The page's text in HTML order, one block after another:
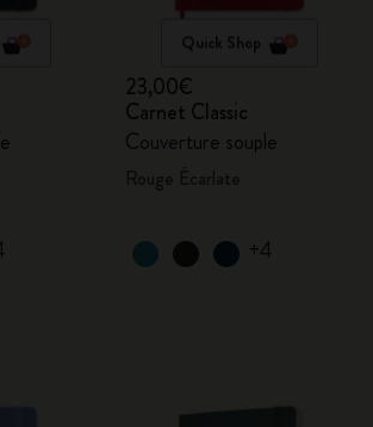
Quick Shop
23,00€
Carnet Classic
Couverture souple
+4